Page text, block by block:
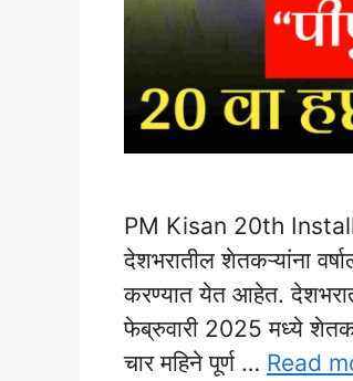
PM Kisan 20th
देशभरातील शेतकऱ्यांना
करण्यात येत आहेत.
फेब्रुवारी 2025 मध्ये
चार महिने पूर्ण … Read